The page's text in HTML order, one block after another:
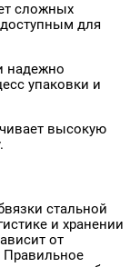
сложных
для
надежно
упаковки и
высокую
стальной
и хранении
от
Правильное